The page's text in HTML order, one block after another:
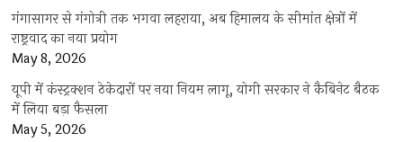
गंगासागर से गंगोत्री तक भगवा लहराया, अब हिमालय के सीमांत क्षेत्रों में
राष्ट्रवाद का नया प्रयोग
May 8, 2026
यूपी में कंस्ट्रक्शन ठेकेदारों पर नया नियम लागू, योगी सरकार ने कैबिनेट बैठक
में लिया बड़ा फैसला
May 5, 2026